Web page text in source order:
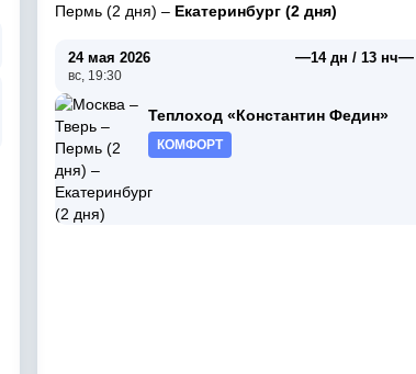
Пермь (2 дня) – Екатеринбург (2 дня)
24 мая 2026
вс, 19:30
—14 дн / 13 нч—
Теплоход «Константин Федин»
КОМФОРТ